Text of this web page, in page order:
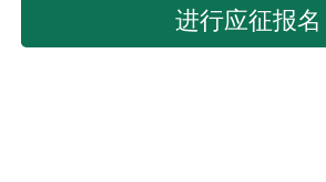
进行应征报名